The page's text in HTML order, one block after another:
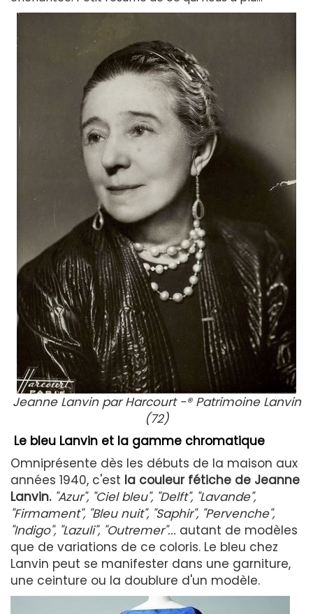
Jeanne Lanvin par Harcourt -® Patrimoine Lanvin
(72)
Le bleu Lanvin et la gamme chromatique
Omniprésente dès les débuts de la maison aux
années 1940, c'est la couleur fétiche de Jeanne
Lanvin. "Azur", "Ciel bleu", "Delft", "Lavande",
"Firmament", "Bleu nuit", "Saphir", "Pervenche",
"Indigo", "Lazuli", "Outremer"... autant de modèles
que de variations de ce coloris. Le bleu chez
Lanvin peut se manifester dans une garniture,
une ceinture ou la doublure d'un modèle.